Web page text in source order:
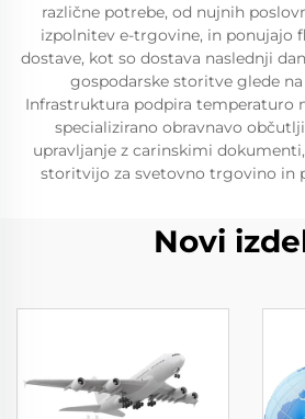
različne potrebe, od nujnih
izpolnitev e-trgovine, in ponujajo
dostave, kot so dostava naslednji
gospodarske storitve glede na
Infrastruktura podpira temperaturo
specializirano obravnavo
upravljanje z carinskimi
storitvijo za svetovno trgovino in
Novi